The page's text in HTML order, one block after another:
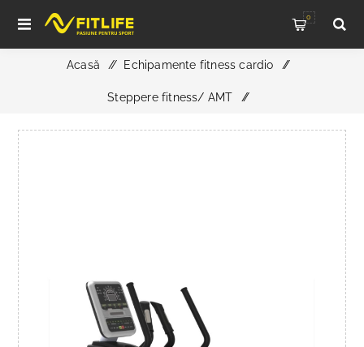
0
Acasă / Echipamente fitness cardio /
Steppere fitness/ AMT /
Aparat Functional Elliptical Walker, M-8810, TheWay